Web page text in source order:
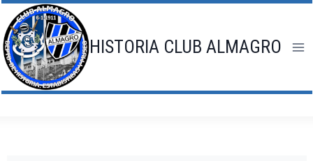
Saltar
al
contenido
HISTORIA CLUB ALMAGRO